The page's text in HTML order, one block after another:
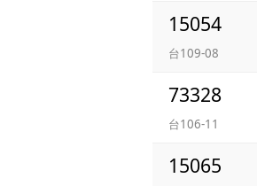
15054
台109-08
73328
台106-11
15065